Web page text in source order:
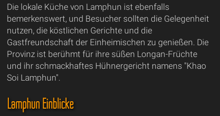
Die lokale Küche von Lamphun ist ebenfalls
bemerkenswert, und Besucher sollten die Gelegenheit
nutzen, die köstlichen Gerichte und die
Gastfreundschaft der Einheimischen zu genießen. Die
Provinz ist berühmt für ihre süßen Longan-Früchte
und ihr schmackhaftes Hühnergericht namens "Khao
Soi Lamphun".
Lamphun Einblicke